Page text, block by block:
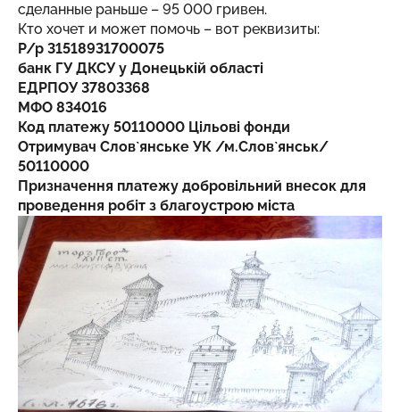
сделанные раньше – 95 000 гривен.
Кто хочет и может помочь – вот реквизиты:
Р/р 31518931700075
банк ГУ ДКСУ у Донецькій області
ЕДРПОУ 37803368
МФО 834016
Код платежу 50110000 Цільові фонди
Отримувач Слов`янське УК /м.Слов`янськ/
50110000
Призначення платежу добровільний внесок для
проведення робіт з благоустрою міста